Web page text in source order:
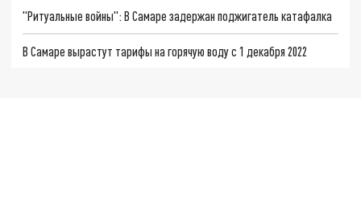
"Ритуальные войны": В Самаре задержан поджигатель катафалка
В Самаре вырастут тарифы на горячую воду с 1 декабря 2022